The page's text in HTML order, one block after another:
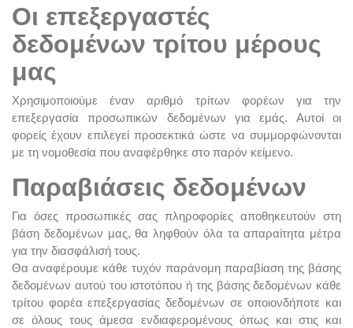
Οι επεξεργαστές
δεδομένων τρίτου μέρους
μας
Χρησιμοποιούμε έναν αριθμό τρίτων φορέων για την
επεξεργασία προσωπικών δεδομένων για εμάς. Αυτοί οι
φορείς έχουν επιλεγεί προσεκτικά ώστε να συμμορφώνονται
με τη νομοθεσία που αναφέρθηκε στο παρόν κείμενο.
Παραβιάσεις δεδομένων
Για όσες προσωπικές σας πληροφορίες αποθηκευτούν στη
βάση δεδομένων μας, θα ληφθούν όλα τα απαραίτητα μέτρα
για την διασφάλισή τους.
Θα αναφέρουμε κάθε τυχόν παράνομη παραβίαση της βάσης
δεδομένων αυτού του ιστοτόπου ή της βάσης δεδομένων κάθε
τρίτου φορέα επεξεργασίας δεδομένων σε οποιονδήποτε και
σε όλους τους άμεσα ενδιαφερομένους όπως και στις και